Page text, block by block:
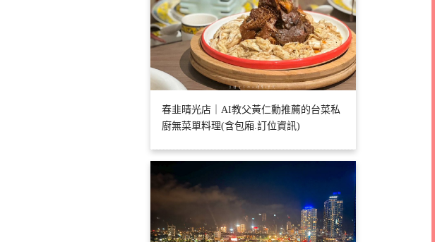
春韭晴光店｜AI教父黃仁勳推薦的台菜私
廚無菜單料理(含包廂.訂位資訊)